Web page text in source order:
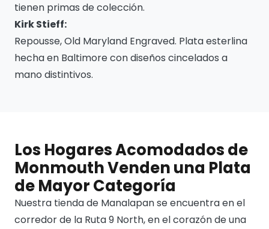
tienen primas de colección.
Kirk Stieff:
Repousse, Old Maryland Engraved. Plata esterlina
hecha en Baltimore con diseños cincelados a
mano distintivos.
Los Hogares Acomodados de
Monmouth Venden una Plata
de Mayor Categoría
Nuestra tienda de Manalapan se encuentra en el
corredor de la Ruta 9 North, en el corazón de una